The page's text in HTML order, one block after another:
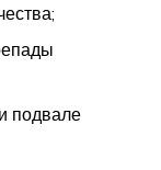
подвале